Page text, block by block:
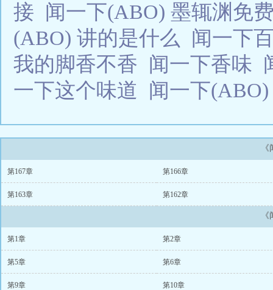
接 闻一下(ABO) 墨辄渊免
(ABO) 讲的是什么 闻一下
我的脚香不香 闻一下香味
一下这个味道 闻一下
第167章 第166章
第163章 第162章
第1章 第2章
第5章 第6章
第9章 第10章